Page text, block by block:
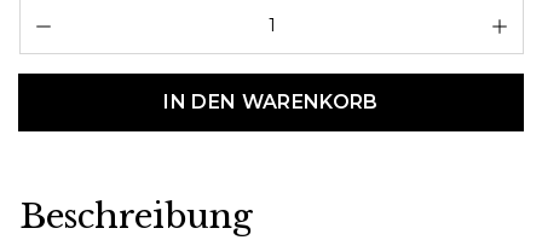
IN DEN WARENKORB
Beschreibung